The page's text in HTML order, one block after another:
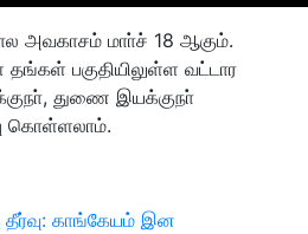
அவகாசம் மாா்ச் 18 ஆகும்.
தங்கள் பகுதியிலுள்ள வட்டார
துணை இயக்குநா்
கொள்ளலாம்.
தீர்வு: காங்கேயம் இன